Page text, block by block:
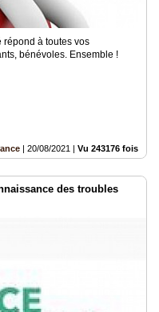
répond à toutes vos
bénévoles. Ensemble !
| 20/08/2021 | Vu 243176 fois
des troubles